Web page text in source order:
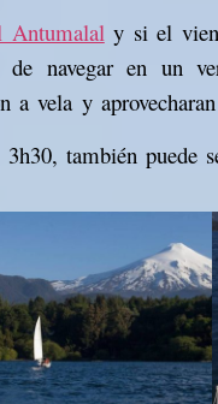
Antumalaly si el
de navegar en un
a vela y
también puede